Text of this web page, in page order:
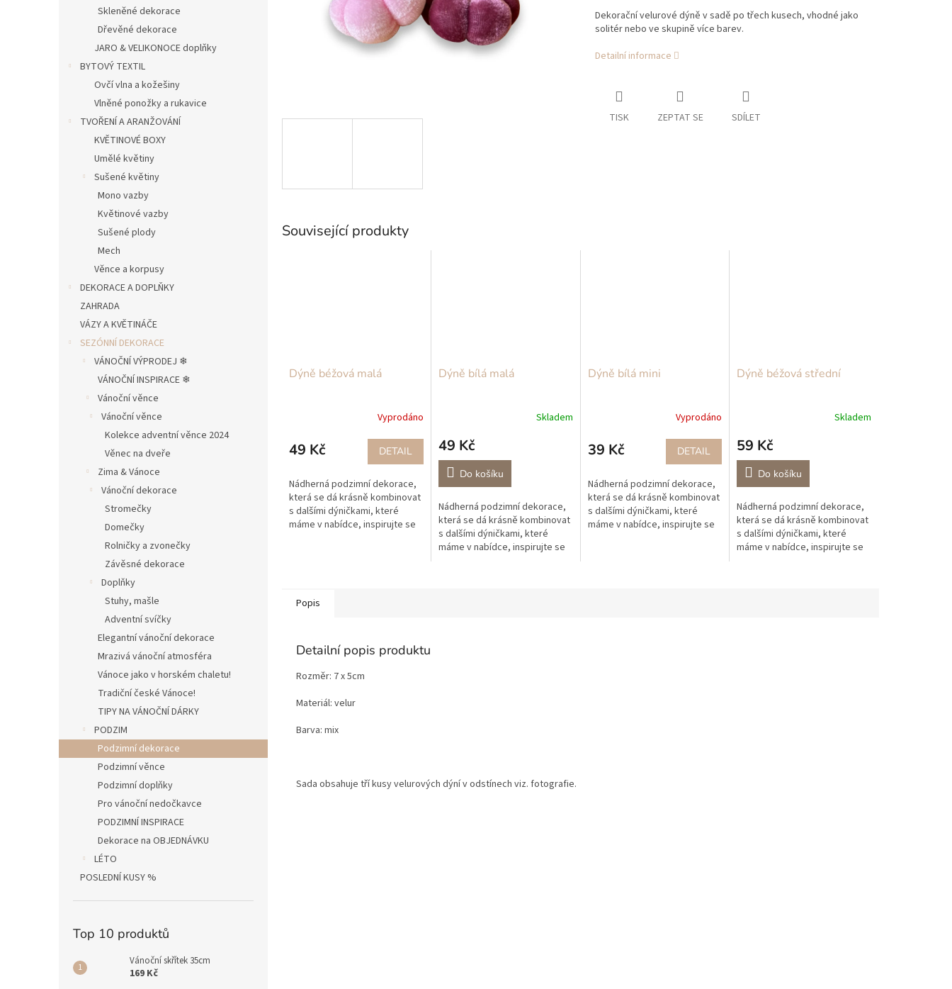
Skleněné dekorace
Dřevěné dekorace
JARO & VELIKONOCE doplňky
BYTOVÝ TEXTIL
Ovčí vlna a kožešiny
Vlněné ponožky a rukavice
TVOŘENÍ A ARANŽOVÁNÍ
KVĚTINOVÉ BOXY
Umělé květiny
Sušené květiny
Mono vazby
Květinové vazby
Sušené plody
Mech
Věnce a korpusy
DEKORACE A DOPLŇKY
ZAHRADA
VÁZY A KVĚTINÁČE
SEZÓNNÍ DEKORACE
VÁNOČNÍ VÝPRODEJ ❄︎︎
VÁNOČNÍ INSPIRACE ❄︎︎
Vánoční věnce
Vánoční věnce
Kolekce adventní věnce 2024
Věnec na dveře
Zima & Vánoce
Vánoční dekorace
Stromečky
Domečky
Rolničky a zvonečky
Závěsné dekorace
Doplňky
Stuhy, mašle
Adventní svíčky
Elegantní vánoční dekorace
Mrazivá vánoční atmosféra
Vánoce jako v horském chaletu!
Tradiční české Vánoce!
TIPY NA VÁNOČNÍ DÁRKY
PODZIM
Podzimní dekorace
Podzimní věnce
Podzimní doplňky
Pro vánoční nedočkavce
PODZIMNÍ INSPIRACE
Dekorace na OBJEDNÁVKU
LÉTO
POSLEDNÍ KUSY %
Top 10 produktů
Vánoční skřítek 35cm
169 Kč
Dekorační velurové dýně v sadě po třech kusech, vhodné jako
solitér nebo ve skupině více barev.
Detailní informace
TISK ZEPTAT SE SDÍLET
Související produkty
Dýně béžová malá
Vyprodáno
49 Kč DETAIL
Nádherná podzimní dekorace,
která se dá krásně kombinovat
s dalšími dýničkami, které
máme v nabídce, inspirujte se
Dýně bílá malá
Skladem
49 Kč
Do košíku
Nádherná podzimní dekorace,
která se dá krásně kombinovat
s dalšími dýničkami, které
máme v nabídce, inspirujte se
Dýně bílá mini
Vyprodáno
39 Kč DETAIL
Nádherná podzimní dekorace,
která se dá krásně kombinovat
s dalšími dýničkami, které
máme v nabídce, inspirujte se
Dýně béžová střední
Skladem
59 Kč
Do košíku
Nádherná podzimní dekorace,
která se dá krásně kombinovat
s dalšími dýničkami, které
máme v nabídce, inspirujte se
Popis
Detailní popis produktu
Rozměr: 7 x 5cm
Materiál: velur
Barva: mix
Sada obsahuje tří kusy velurových dýní v odstínech viz. fotografie.